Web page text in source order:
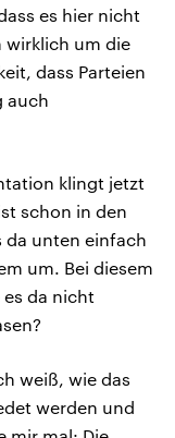
es hier nicht
wirklich um die
dass Parteien
auch
klingt jetzt
schon in den
da unten einfach
um. Bei diesem
da nicht
weiß, wie das
werden und